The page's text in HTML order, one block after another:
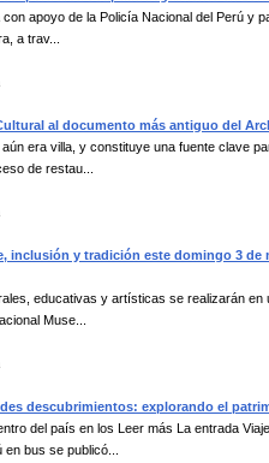
apoyo de la Policía Nacional del Perú y
a trav...
al documento más antiguo del
era villa, y constituye una fuente clave
de restau...
inclusión y tradición este domingo 3 de
educativas y artísticas se realizarán en
Muse...
descubrimientos: explorando el
del país en los Leer más La entrada
bus se publicó...